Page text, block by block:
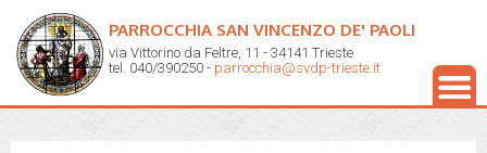
PARROCCHIA SAN VINCENZO DE' PAOLI
via Vittorino da Feltre, 11 - 34141 Trieste
tel. 040/390250 - parrocchia@svdp-trieste.it